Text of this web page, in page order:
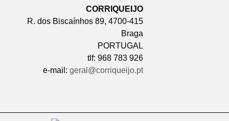
CORRIQUEIJO
R. dos Biscaínhos 89, 4700-415
Braga
PORTUGAL
tlf: 968 783 926
e-mail: geral@corriqueijo.pt